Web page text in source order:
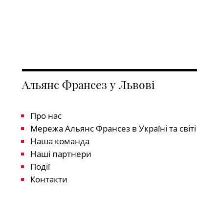
Альянс Франсез у Львові
Про нас
Мережа Альянс Франсез в Україні та світі
Наша команда
Наші партнери
Події
Контакти